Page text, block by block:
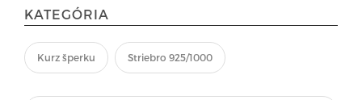
KATEGÓRIA
Kurz šperku Striebro 925/1000